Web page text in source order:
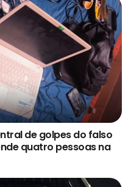
de golpes do falso
quatro pessoas na